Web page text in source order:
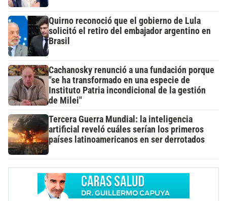
Quirno reconoció que el gobierno de Lula
solicitó el retiro del embajador argentino en
Brasil
Cachanosky renunció a una fundación porque
"se ha transformado en una especie de
Instituto Patria incondicional de la gestión
de Milei"
Tercera Guerra Mundial: la inteligencia
artificial reveló cuáles serían los primeros
países latinoamericanos en ser derrotados